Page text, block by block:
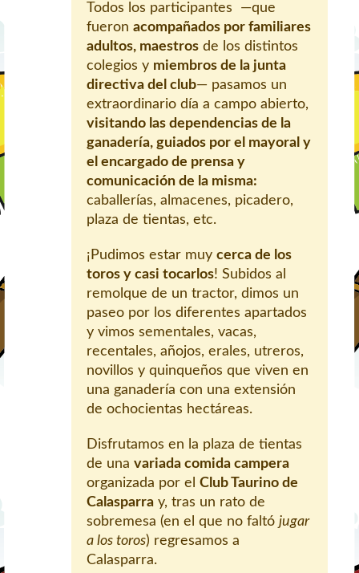
Todos los participantes —que
fueron acompañados por familiares
adultos, maestros de los distintos
colegios y miembros de la junta
directiva del club— pasamos un
extraordinario día a campo abierto,
visitando las dependencias de la
ganadería, guiados por el mayoral y
el encargado de prensa y
comunicación de la misma:
caballerías, almacenes, picadero,
plaza de tientas, etc.
¡Pudimos estar muy cerca de los
toros y casi tocarlos! Subidos al
remolque de un tractor, dimos un
paseo por los diferentes apartados
y vimos sementales, vacas,
recentales, añojos, erales, utreros,
novillos y quinqueños que viven en
una ganadería con una extensión
de ochocientas hectáreas.
Disfrutamos en la plaza de tientas
de una variada comida campera
organizada por el Club Taurino de
Calasparra y, tras un rato de
sobremesa (en el que no faltó jugar
a los toros) regresamos a
Calasparra.